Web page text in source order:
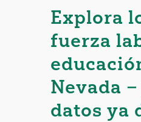
Explora
fuerza
Nevada –
datos ya